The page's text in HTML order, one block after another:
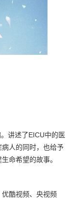
讲述了EICU中的医
人的同时，也给予
命希望的故事。
酷视频、央视频